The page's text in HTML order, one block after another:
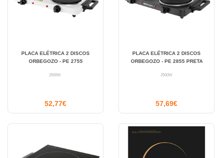
PLACA ELÉTRICA 2 DISCOS
ORBEGOZO - PE 2755
2500W
52,77€
PLACA ELÉTRICA 2 DISCOS
ORBEGOZO - PE 2855 PRETA
2500W
57,69€